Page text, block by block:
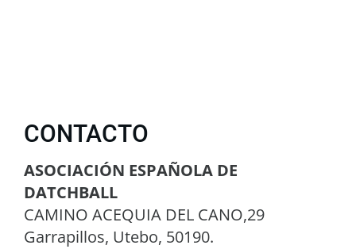
CONTACTO
ASOCIACIÓN ESPAÑOLA DE
DATCHBALL
CAMINO ACEQUIA DEL CANO,29
Garrapillos, Utebo, 50190.